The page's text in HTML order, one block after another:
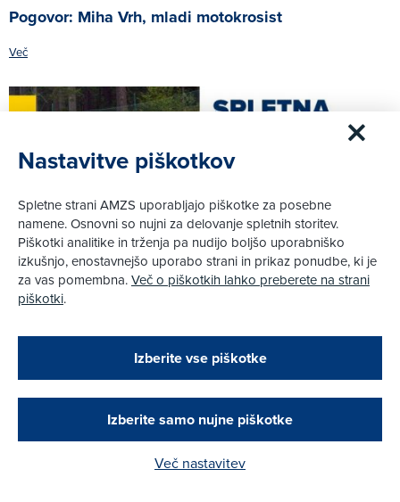
Pogovor: Miha Vrh, mladi motokrosist
Več
20. 9. 2020 |
Ob Dnevu slovenskega športa spletna karting dirka
Zapri
Podarjamo vam 10 €!
Obstoječi in novi AMZS člani, ki boste v AMZS
opravili registracijo vozila, boste prejeli
vrednostno darilno kartico z dobroimetjem v višini
Kako do darila?
Nastavitve piškotkov
Spletne strani AMZS uporabljajo piškotke za posebne
namene. Osnovni so nujni za delovanje spletnih storitev.
Piškotki analitike in trženja pa nudijo boljšo uporabniško
izkušnjo, enostavnejšo uporabo strani in prikaz ponudbe, ki je
za vas pomembna.Več o piškotkih lahko preberete na strani
piškotki.
Izberite vse piškotke
Izberite samo nujne piškotke
Več nastavitev